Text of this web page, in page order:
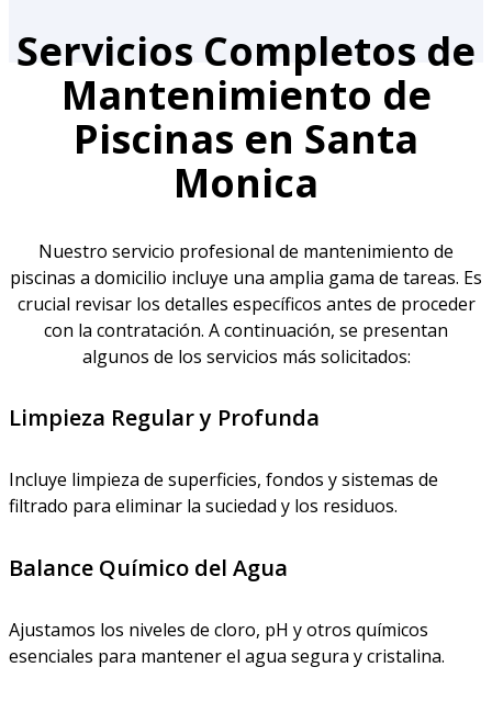
Servicios Completos de
Mantenimiento de
Piscinas en Santa
Monica
Nuestro servicio profesional de mantenimiento de
piscinas a domicilio incluye una amplia gama de tareas. Es
crucial revisar los detalles específicos antes de proceder
con la contratación. A continuación, se presentan
algunos de los servicios más solicitados:
Limpieza Regular y Profunda
Incluye limpieza de superficies, fondos y sistemas de
filtrado para eliminar la suciedad y los residuos.
Balance Químico del Agua
Ajustamos los niveles de cloro, pH y otros químicos
esenciales para mantener el agua segura y cristalina.